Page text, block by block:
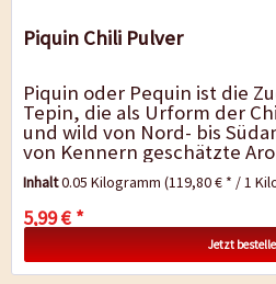
Piquin Chili Pulver
Piquin oder Pequin ist die
Tepin, die als Urform der
und wild von Nord- bis
von Kennern geschätzte
einzigartig, sehr fein...
Inhalt0.05 Kilogramm(119,80 € * / 1
5,99 € *
Jetzt